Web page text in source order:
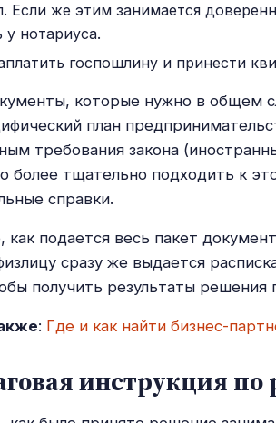
Если же этим занимается
у нотариуса.
госпошлину и принести
которые нужно в общем
план
требования закона
более тщательно подходить к
справки.
как подается весь пакет
сразу же выдается
получить результаты
: Где и как найти бизнес-
инструкция